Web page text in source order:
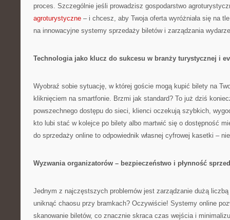
proces. Szczególnie jeśli prowadzisz gospodarstwo
agroturystyczne – i chcesz, aby Twoja oferta wyróżniała się na
na innowacyjne systemy sprzedaży biletów i zarządzania
Technologia jako klucz do sukcesu w branży turystycznej i
Wyobraź sobie sytuację, w której goście mogą kupić bilety na
kliknięciem na smartfonie. Brzmi jak standard? To już dziś
powszechnego dostępu do sieci, klienci oczekują szybkich,
kto lubi stać w kolejce po bilety albo martwić się o dostępność
do sprzedaży online to odpowiednik własnej cyfrowej kasetki –
Wyzwania organizatorów – bezpieczeństwo i płynność
Jednym z najczęstszych problemów jest zarządzanie dużą
uniknąć chaosu przy bramkach? Oczywiście! Systemy online
skanowanie biletów, co znacznie skraca czas wejścia i